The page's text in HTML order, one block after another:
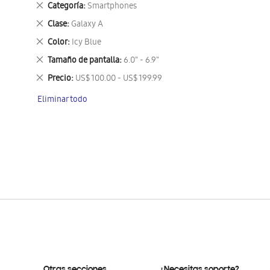
Categoría Smartphones
Eliminar
este
artículo
Clase Galaxy A
Eliminar
este
artículo
Color Icy Blue
Eliminar
este
artículo
Tamaño de pantalla 6.0" - 6.9"
Eliminar
este
artículo
Precio US$ 100.00 - US$ 199.99
Eliminar
artículo
Eliminar todo